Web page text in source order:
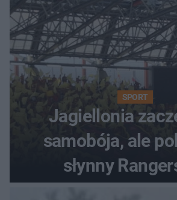
SPORT
Jagiellonia
samobója, ale
słynny